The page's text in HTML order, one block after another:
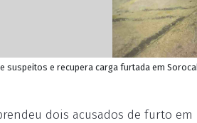
suspeitos e recupera carga furtada em
dois acusados de furto